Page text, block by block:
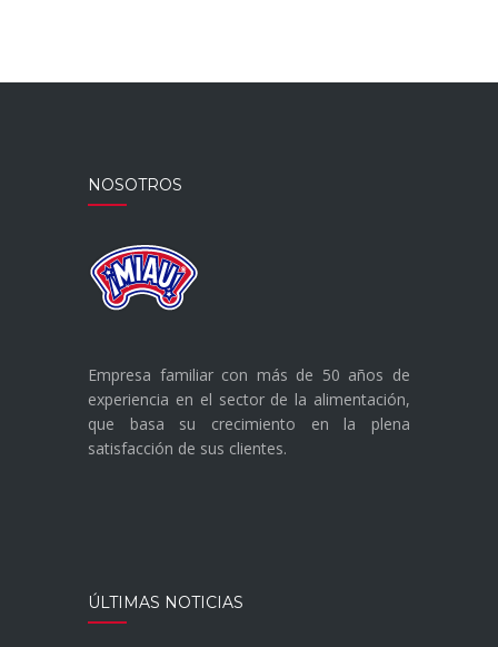
NOSOTROS
Empresa familiar con más de 50 años de
experiencia en el sector de la alimentación,
que basa su crecimiento en la plena
satisfacción de sus clientes.
ÚLTIMAS NOTICIAS